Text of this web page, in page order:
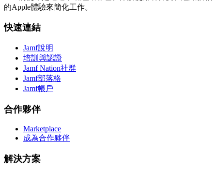
的Apple體驗來簡化工作。
快速連結
Jamf說明
培訓與認證
Jamf Nation社群
Jamf部落格
Jamf帳戶
合作夥伴
Marketplace
成為合作夥伴
解決方案